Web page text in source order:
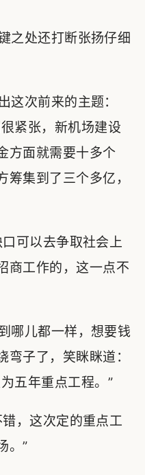
之处还打断张扬仔细
次前来的主题：
紧张，新机场建设
方面就需要十多个
集到了三个多亿，
可以去争取社会上
商工作的，这一点不
哪儿都一样，想要钱
子了，笑眯眯道：
五年重点工程。”
，这次定的重点工
。”